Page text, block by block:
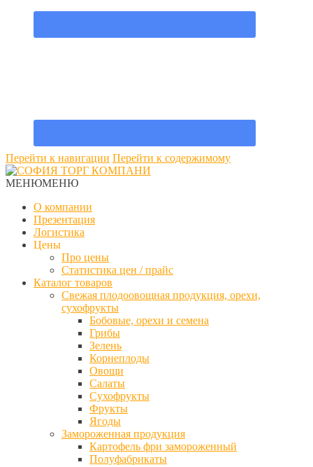
Перейти к навигации Перейти к содержимому
МЕНЮМЕНЮ
О компании
Презентация
Логистика
Цены
Про цены
Статистика цен / прайс
Каталог товаров
Свежая плодоовощная продукция, орехи,
сухофрукты
Бобовые, орехи и семена
Грибы
Зелень
Корнеплоды
Овощи
Салаты
Сухофрукты
Фрукты
Ягоды
Замороженная продукция
Картофель фри замороженный
Полуфабрикаты